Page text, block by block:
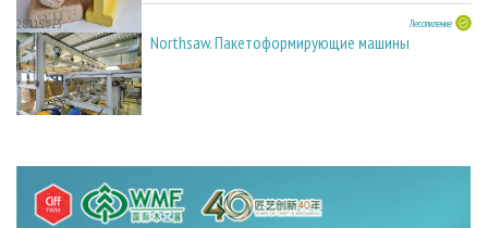
28.11.2025 Лесопиление
Northsaw. Пакетоформирующие машины